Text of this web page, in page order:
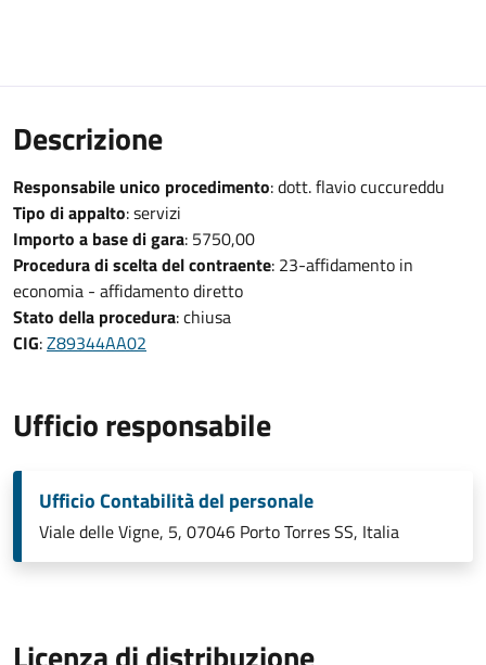
Descrizione
Responsabile unico procedimento: dott. flavio cuccureddu
Tipo di appalto: servizi
Importo a base di gara: 5750,00
Procedura di scelta del contraente: 23-affidamento in
economia - affidamento diretto
Stato della procedura: chiusa
CIG:Z89344AA02
Ufficio responsabile
Ufficio Contabilità del personale
Viale delle Vigne, 5, 07046 Porto Torres SS, Italia